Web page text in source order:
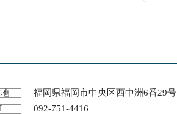
福岡県福岡市中央区西中洲6番29号
092-751-4416